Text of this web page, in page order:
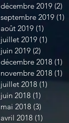
décembre 2019 (2)
septembre 2019 (1)
août 2019 (1)
juillet 2019 (1)
juin 2019 (2)
décembre 2018 (1)
novembre 2018 (1)
juillet 2018 (1)
juin 2018 (1)
mai 2018 (3)
avril 2018 (1)